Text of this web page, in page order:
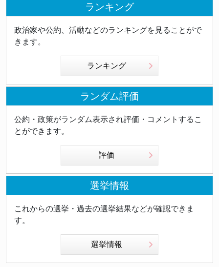
ランキング
政治家や公約、活動などのランキングを見ることがで
きます。
ランキング
ランダム評価
公約・政策がランダム表示され評価・コメントするこ
とができます。
評価
選挙情報
これからの選挙・過去の選挙結果などが確認できま
す。
選挙情報